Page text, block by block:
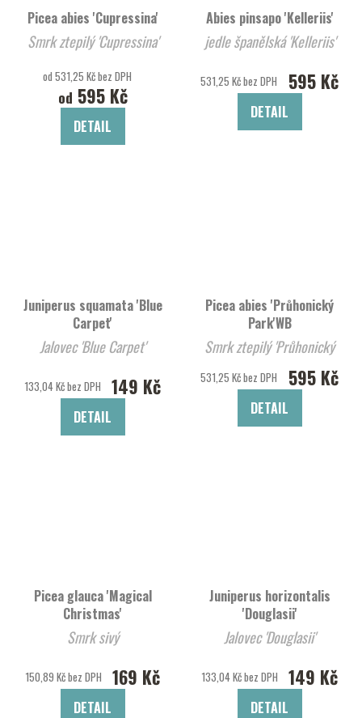
Picea abies 'Cupressina'
Smrk ztepilý 'Cupressina'
od 531,25 Kč bez DPH
od 595 Kč
DETAIL
Abies pinsapo 'Kelleriis'
jedle španělská 'Kelleriis'
531,25 Kč bez DPH 595 Kč
DETAIL
Juniperus squamata 'Blue
Carpet'
Jalovec 'Blue Carpet'
133,04 Kč bez DPH 149 Kč
DETAIL
Picea abies 'Průhonický
Park'WB
Smrk ztepilý 'Průhonický
Park'WB
531,25 Kč bez DPH 595 Kč
DETAIL
Picea glauca 'Magical
Christmas'
Smrk sivý
150,89 Kč bez DPH 169 Kč
DETAIL
Juniperus horizontalis
'Douglasii'
Jalovec 'Douglasii'
133,04 Kč bez DPH 149 Kč
DETAIL